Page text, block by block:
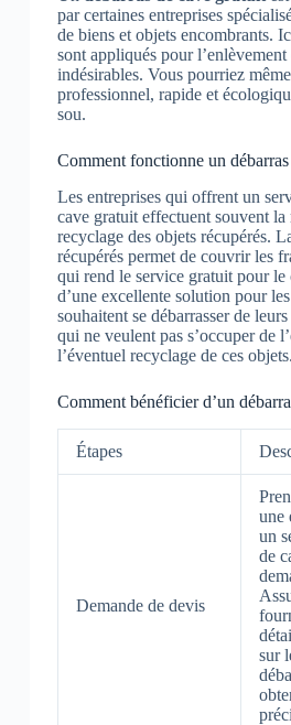
par certaines entreprises
de biens et objets encombrants.
sont appliqués pour
indésirables. Vous pourriez
professionnel, rapide et
sou.
Comment fonctionne un
Les entreprises qui offrent un
cave gratuit effectuent souvent la
recyclage des objets récupérés.
récupérés permet de couvrir les
qui rend le service gratuit pour le
d’une excellente solution pour
souhaitent se débarrasser de
qui ne veulent pas s’occuper de
l’éventuel recyclage de ces objets.
Comment bénéficier d’un
Étapes
Demande de devis
une
un
de
sur